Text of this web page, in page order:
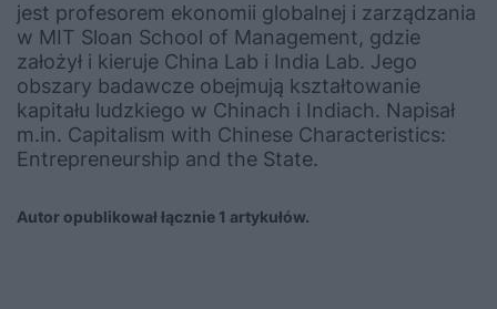
jest profesorem ekonomii globalnej i zarządzania
w MIT Sloan School of Management, gdzie
założył i kieruje China Lab i India Lab. Jego
obszary badawcze obejmują kształtowanie
kapitału ludzkiego w Chinach i Indiach. Napisał
m.in. Capitalism with Chinese Characteristics:
Entrepreneurship and the State.
Autor opublikował łącznie 1 artykułów.